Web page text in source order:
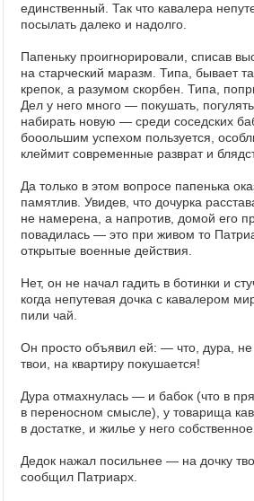
единственный. Так что кавалера
посылать далеко и надолго.
Папеньку проигнорировали, списав
на старческий маразм. Типа, бывает
крепок, а разумом скорбен. Типа,
Дел у него много — покушать,
набирать новую — среди соседских
бооольшим успехом пользуется,
клеймит современные разврат и
Да только в этом вопросе папенька
памятлив. Увидев, что дочурка
не намерена, а напротив, домой его
повадилась — это при живом то
открытые военные действия.
Нет, он не начал гадить в ботинки и
когда непутевая дочка с кавалером
пили чай.
Он просто объявил ей: — что, дура,
твои, на квартиру покушается!
Дура отмахнулась — и бабок (что в
в переносном смысле), у товарища
в достатке, и жилье у него собственное.
Дедок нажал посильнее — на дочку
сообщил Патриарх.